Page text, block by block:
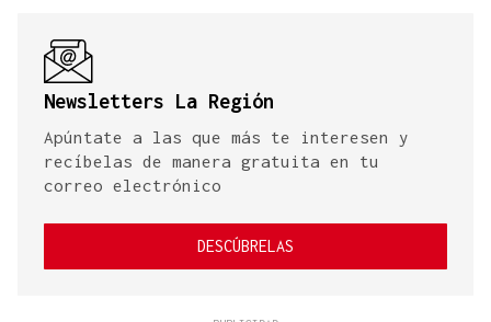
Newsletters La Región
Apúntate a las que más te interesen y
recíbelas de manera gratuita en tu
correo electrónico
DESCÚBRELAS